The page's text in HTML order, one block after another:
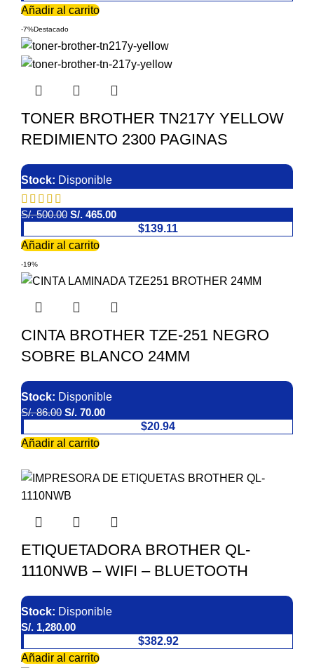
Añadir al carrito
-7%Destacado
TONER BROTHER TN217Y YELLOW
REDIMIENTO 2300 PAGINAS
Stock: Disponible
S/.500.00 S/. 465.00
$139.11
Añadir al carrito
-19%
CINTA BROTHER TZE-251 NEGRO
SOBRE BLANCO 24MM
Stock: Disponible
S/.86.00 S/. 70.00
$20.94
Añadir al carrito
ETIQUETADORA BROTHER QL-
1110NWB – WIFI – BLUETOOTH
Stock: Disponible
S/. 1,280.00
$382.92
Añadir al carrito